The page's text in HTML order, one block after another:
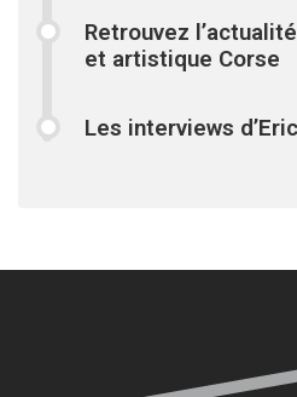
Retrouvez
et artistique Corse
Les interviews d’Eric